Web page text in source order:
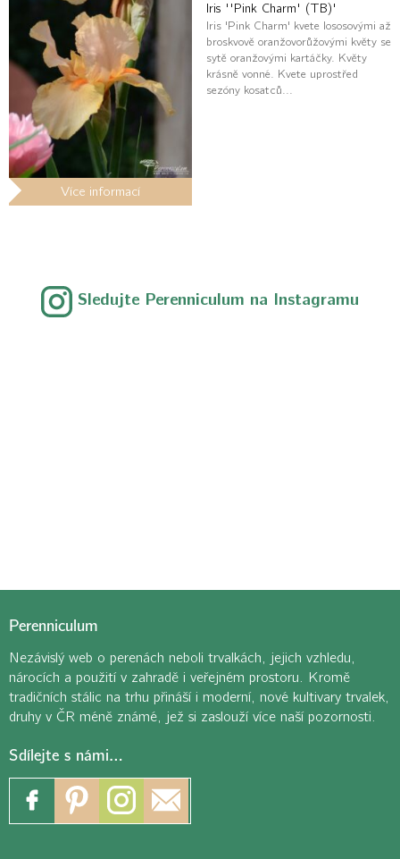
Více informací
Iris ''Pink Charm' (TB)'
Iris 'Pink Charm' kvete lososovými až
broskvově oranžovorůžovými květy se
sytě oranžovými kartáčky. Květy
krásně vonné. Kvete uprostřed
sezóny kosatců...
Sledujte Perenniculum na Instagramu
Perenniculum
Nezávislý web o perenách neboli trvalkách, jejich vzhledu,
nárocích a použití v zahradě i veřejném prostoru. Kromě
tradičních stálic na trhu přináší i moderní, nové kultivary trvalek,
druhy v ČR méně známé, jež si zaslouží více naší pozornosti.
Sdílejte s námi…